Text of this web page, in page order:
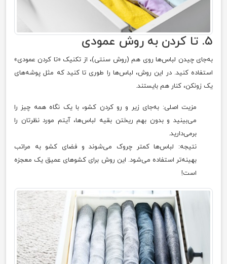
۵. تا کردن به روش عمودی
به‌جای چیدن لباس‌ها روی هم (روش سنتی)، از تکنیک «تا کردن عمودی»
استفاده کنید. در این روش، لباس‌ها را طوری تا کنید که مثل پوشه‌های
یک زونکن، کنار هم بایستند.
مزیت اصلی: به‌جای زیر و رو کردن کشو، با یک نگاه همه چیز را
می‌بینید و بدون بهم ریختن بقیه لباس‌ها، آیتم مورد نظرتان را
برمی‌دارید.
نتیجه: لباس‌ها کمتر چروک می‌شوند و فضای کشو به مراتب
بهینه‌تر استفاده می‌شود. این روش برای کشوهای عمیق یک معجزه
است!